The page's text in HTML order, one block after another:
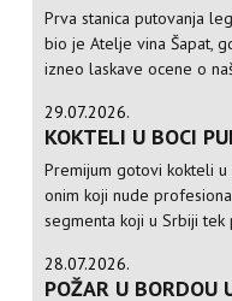
Prva stanica putovanja
bio je Atelje vina Šapat,
izneo laskave ocene o
29.07.2026.
KOKTELI U BOCI
Premijum gotovi kokteli
onim koji nude
segmenta koji u Srbiji
28.07.2026.
POŽAR U BORDOU